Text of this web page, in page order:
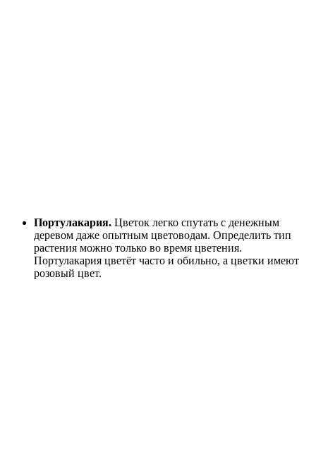
Портулакария. Цветок легко спутать с денежным
деревом даже опытным цветоводам. Определить тип
растения можно только во время цветения.
Портулакария цветёт часто и обильно, а цветки имеют
розовый цвет.